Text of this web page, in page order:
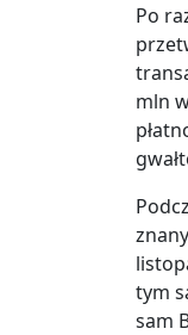
Po
mln
tym
sam